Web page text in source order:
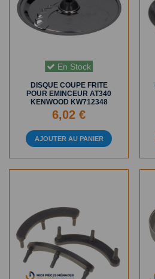
En Stock
DISQUE COUPE FRITE
POUR EMINCEUR AT340
KENWOOD KW712348
6,02 €
AJOUTER AU PANIER